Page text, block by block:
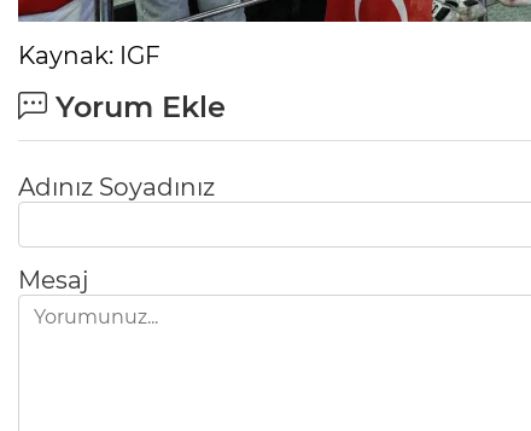
Kaynak: IGF
Yorum Ekle
Adınız Soyadınız
Mesaj